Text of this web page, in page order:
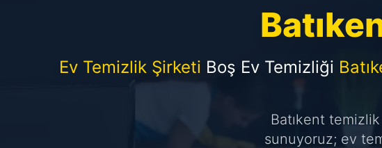
Ev Temizlik Şirketi Boş Ev Temizliği
Batıkent
sunuyoruz; ev